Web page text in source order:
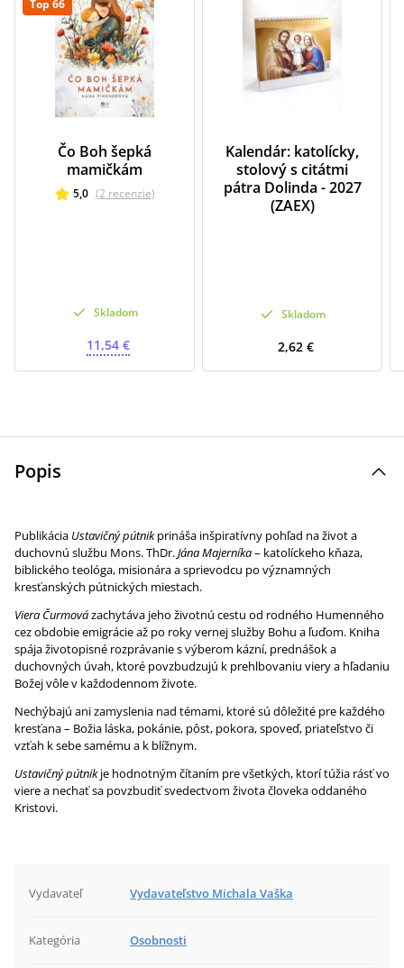
Top 66
Čo Boh šepká
mamičkám
5,0 (2 recenzie)
Skladom
11,54 €
Kalendár: katolícky,
stolový s citátmi
pátra Dolinda - 2027
(ZAEX)
Skladom
2,62 €
Popis
Publikácia Ustavičný pútnikprináša inšpiratívny pohľad na život a
duchovnú službu Mons. ThDr.Jána Majerníka– katolíckeho kňaza,
biblického teológa, misionára a sprievodcu po významných
kresťanských pútnických miestach.
Viera Čurmovázachytáva jeho životnú cestu od rodného Humenného
cez obdobie emigrácie až po roky vernej služby Bohu a ľuďom. Kniha
spája životopisné rozprávanie s výberom kázní, prednášok a
duchovných úvah, ktoré povzbudzujú k prehlbovaniu viery a hľadaniu
Božej vôle v každodennom živote.
Nechýbajú ani zamyslenia nad témami, ktoré sú dôležité pre každého
kresťana – Božia láska, pokánie, pôst, pokora, spoveď, priateľstvo či
vzťah k sebe samému a k blížnym.
Ustavičný pútnikje hodnotným čítaním pre všetkých, ktorí túžia rásť vo
viere a nechať sa povzbudiť svedectvom života človeka oddaného
Kristovi.
Vydavateľ Vydavateľstvo Michala Vaška
Kategória Osobnosti